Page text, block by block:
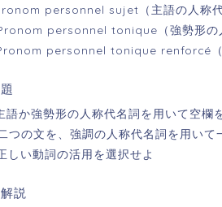
personnel sujet（主語の人称代
personnel tonique（強勢形の
personnel tonique renforcé（
語か強勢形の人称代名詞を用いて空欄
つの文を、強調の人称代名詞を用いて
しい動詞の活用を選択せよ
説